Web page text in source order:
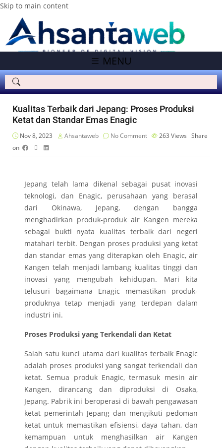
Skip to main content
MENU
Kualitas Terbaik dari Jepang: Proses Produksi
Ketat dan Standar Emas Enagic
Nov 8, 2023 Ahsantaweb No Comment 263 Views Share
on
Jepang telah lama dikenal sebagai pusat inovasi
teknologi, dan Enagic, perusahaan yang berasal
dari Okinawa, Jepang, dengan bangga
menghadirkan produk-produk air Kangen mereka
sebagai bukti nyata kualitas terbaik dari negeri
matahari terbit. Dengan proses produksi yang ketat
dan standar emas yang diterapkan oleh Enagic, air
Kangen telah menjadi lambang kualitas tinggi dan
inovasi yang mengubah kehidupan. Mari kita
telusuri bagaimana Enagic memastikan produk-
produknya tetap menjadi yang terdepan dalam
industri ini.
Proses Produksi yang Terkendali dan Ketat
Salah satu kunci utama dari kualitas terbaik Enagic
adalah proses produksi yang sangat terkendali dan
ketat. Semua produk Enagic, termasuk mesin air
Kangen, dirancang dan diproduksi di Osaka,
Jepang. Pabrik ini beroperasi di bawah pengawasan
ketat pemerintah Jepang dan mengikuti pedoman
ketat untuk memastikan efisiensi, daya tahan, dan
kemampuan untuk menghasilkan air Kangen